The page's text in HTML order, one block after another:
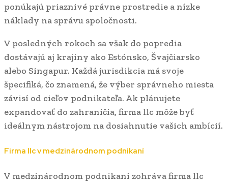
ponúkajú priaznivé právne prostredie a nízke
náklady na správu spoločnosti.
V posledných rokoch sa však do popredia
dostávajú aj krajiny ako Estónsko, Švajčiarsko
alebo Singapur. Každá jurisdikcia má svoje
špecifiká, čo znamená, že výber správneho miesta
závisí od cieľov podnikateľa. Ak plánujete
expandovať do zahraničia, firma llc môže byť
ideálnym nástrojom na dosiahnutie vašich ambícií.
Firma llc v medzinárodnom podnikaní
V medzinárodnom podnikaní zohráva firma llc